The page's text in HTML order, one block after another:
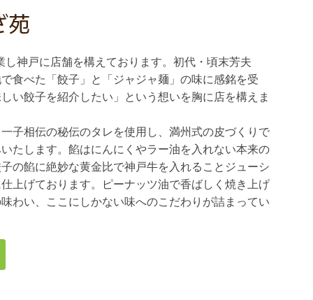
苑
し神戸に店舗を構えております。初代・頃末芳夫
食べた「餃子」と「ジャジャ麺」の味に感銘を受
い餃子を紹介したい」という想いを胸に店を構えま
子相伝の秘伝のタレを使用し、満州式の皮づくりで
たします。餡はにんにくやラー油を入れない本来の
の餡に絶妙な黄金比で神戸牛を入れることジューシ
上げております。ピーナッツ油で香ばしく焼き上げ
わい、ここにしかない味へのこだわりが詰まってい